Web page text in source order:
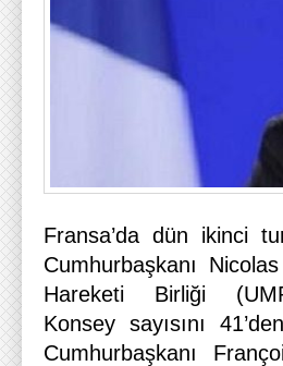
Fransa’da dün ikinci
Cumhurbaşkanı
Hareketi Birliği
Konsey sayısını
Cumhurbaşkanı